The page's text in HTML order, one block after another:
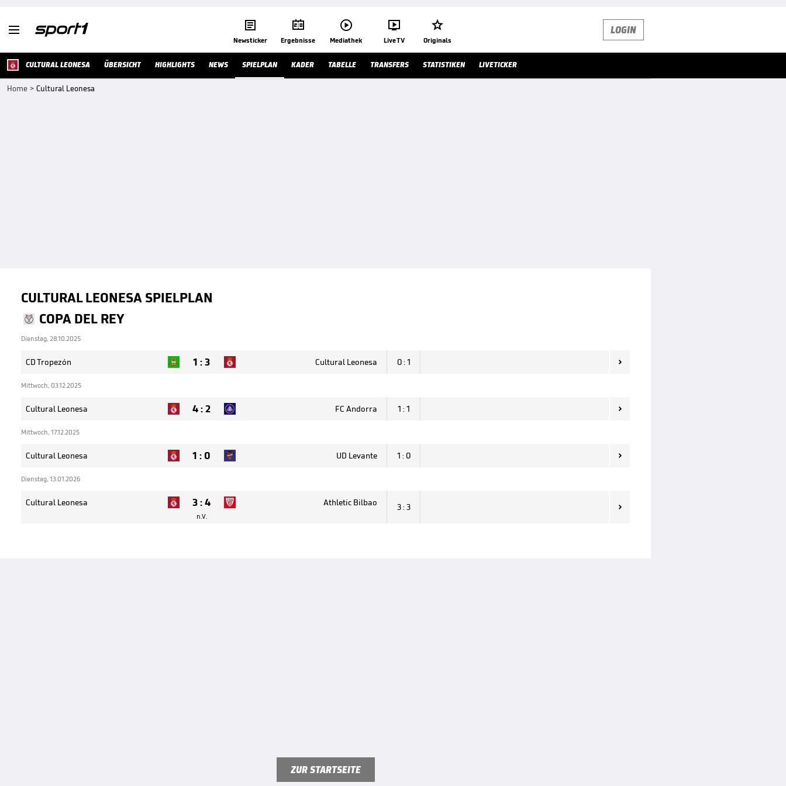
 
Newsticker

Ergebnisse

Mediathek

Live TV

Originals
LOGIN
CULTURAL LEONESA ÜBERSICHT HIGHLIGHTS NEWS SPIELPLAN KADER TABELLE TRANSFERS STATISTIKEN LIVETICKER
Home > Cultural Leonesa
CULTURAL LEONESA SPIELPLAN
COPA DEL REY
Dienstag, 28.10.2025
CD Tropezón 1 :3 Cultural Leonesa 0 : 1 
Mittwoch, 03.12.2025
Cultural Leonesa 4:2 FC Andorra 1 : 1 
Mittwoch, 17.12.2025
Cultural Leonesa 1 : 0 UD Levante 1 : 0 
Dienstag, 13.01.2026
Cultural Leonesa 3:4 Athletic Bilbao
n.V.
3 : 3 
ZUR STARTSEITE